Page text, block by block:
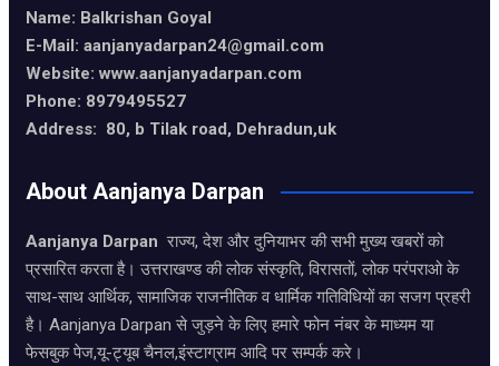
Name: Balkrishan Goyal
E-Mail: aanjanyadarpan24@gmail.com
Website: www.aanjanyadarpan.com
Phone: 8979495527
Address: 80, b Tilak road, Dehradun,uk
About Aanjanya Darpan
Aanjanya Darpan राज्य, देश और दुनियाभर की सभी मुख्य खबरों को
प्रसारित करता है। उत्तराखण्ड की लोक संस्कृति, विरासतों, लोक परंपराओ के
साथ-साथ आर्थिक, सामाजिक राजनीतिक व धार्मिक गतिविधियों का सजग प्रहरी
है। Aanjanya Darpan से जुड़ने के लिए हमारे फोन नंबर के माध्यम या
फेसबुक पेज,यू-ट्यूब चैनल,इंस्टाग्राम आदि पर सम्पर्क करे।